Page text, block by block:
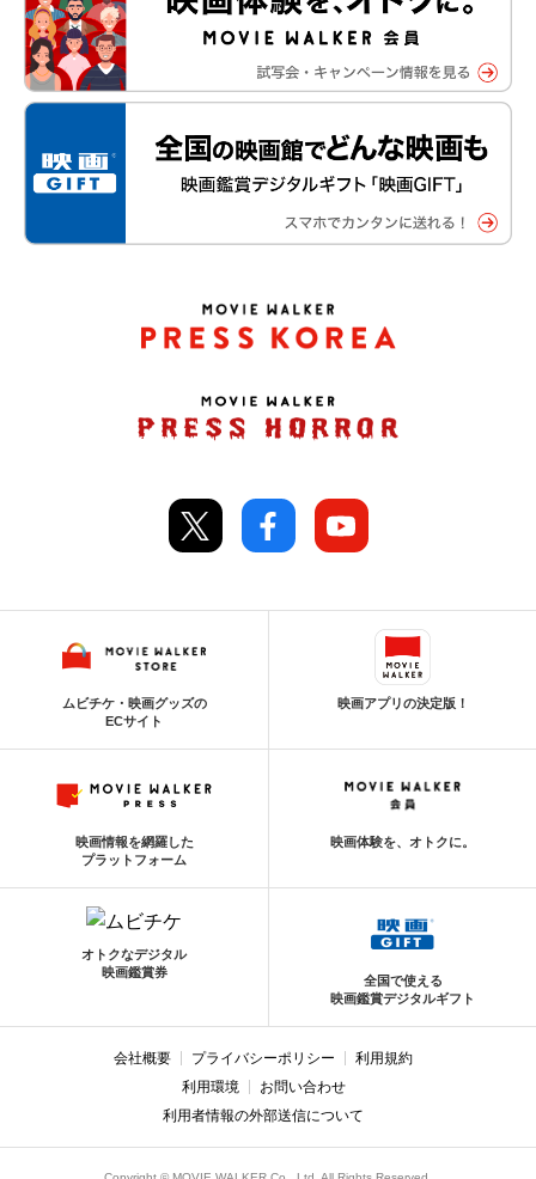
ムビチケ・映画グッズの
ECサイト
映画アプリの決定版！
映画情報を網羅した
プラットフォーム
映画体験を、オトクに。
オトクなデジタル
映画鑑賞券
全国で使える
映画鑑賞デジタルギフト
会社概要 プライバシーポリシー
利用規約
利用環境
お問い合わせ
利用者情報の外部送信について